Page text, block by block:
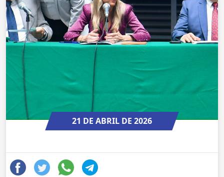
21 DE ABRIL DE 2026